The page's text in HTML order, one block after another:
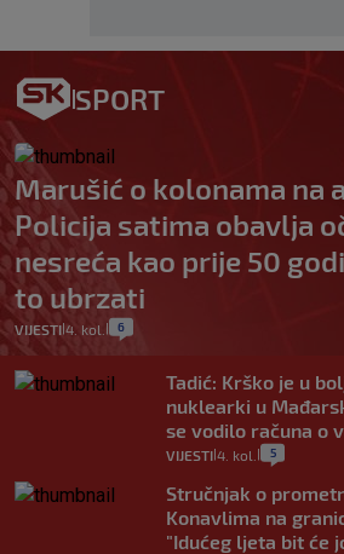
SPORT
Marušić o kolonama na
Policija satima obavlja
nesreća kao prije 50
to ubrzati
VIJESTI 4. kol. 6
Tadić: Krško je u
nuklearki u
se vodilo računa o
VIJESTI 4. kol. 5
Stručnjak o
Konavlima na
"Idućeg ljeta bit će